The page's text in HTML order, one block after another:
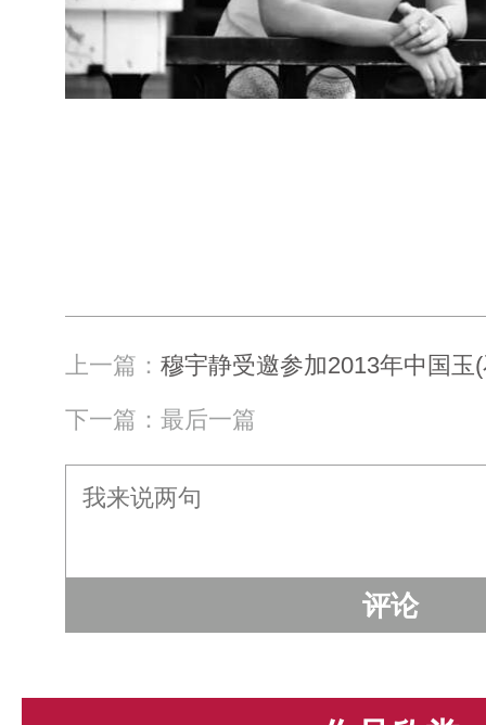
上一篇： 穆宇静受邀参加2013年中国玉(
下一篇：最后一篇